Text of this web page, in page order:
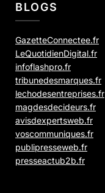
BLOGS
GazetteConnectee.fr
LeQuotidienDigital.fr
infoflashpro.fr
tribunedesmarques.fr
lechodesentreprises.fr
magdesdecideurs.fr
avisdexpertsweb.fr
voscommuniques.fr
publipresseweb.fr
presseactub2b.fr